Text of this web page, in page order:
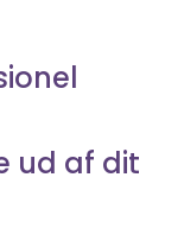
ud af dit